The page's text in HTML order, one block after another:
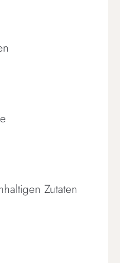
Zutaten